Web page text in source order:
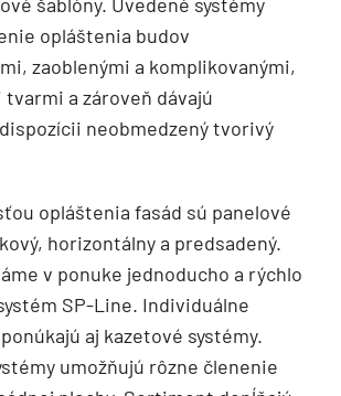
opláštenia budov
zaoblenými a komplikovanými,
a zároveň dávajú
neobmedzený tvorivý
opláštenia fasád sú panelové
horizontálny a predsadený.
v ponuke jednoducho a rýchlo
SP-Line. Individuálne
aj kazetové systémy.
umožňujú rôzne členenie